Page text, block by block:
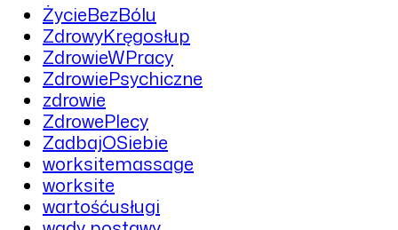
ŻycieBezBólu
ZdrowyKręgosłup
ZdrowieWPracy
ZdrowiePsychiczne
zdrowie
ZdrowePlecy
ZadbajOSiebie
worksitemassage
worksite
wartośćusługi